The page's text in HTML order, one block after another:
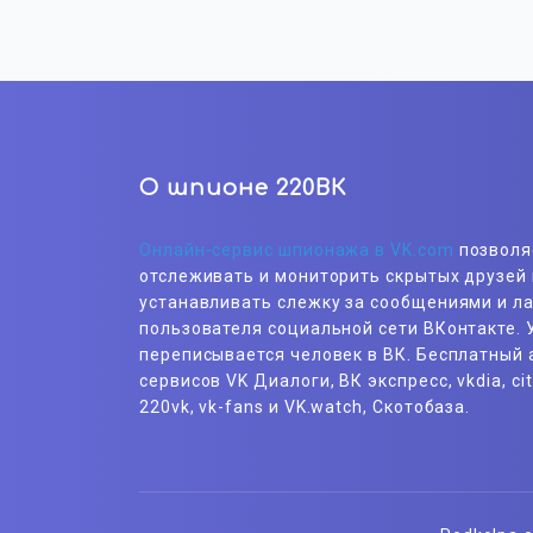
О шпионе 220ВК
Онлайн-сервис шпионажа в VK.com
отслеживать и мониторить скрытых друзей
устанавливать слежку за сообщениями и
пользователя социальной сети ВКонтакте.
переписывается человек в ВК. Бесплатный
сервисов VK Диалоги, ВК экспресс, vkdia,
220vk, vk-fans и VK.watch, Скотобаза.